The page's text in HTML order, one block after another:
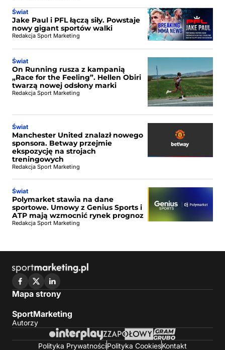
Świat
Jake Paul i PFL łączą siły. Powstaje
nowy gigant sportów walki
Redakcja Sport Marketing
Świat
On Running rusza z kampanią
„Race for the Feeling”. Hellen Obiri
twarzą nowej odsłony marki
Redakcja Sport Marketing
Świat
Manchester United znalazł nowego
sponsora. Betway przejmie
ekspozycję na strojach
treningowych
Redakcja Sport Marketing
Świat
Polymarket stawia na dane
sportowe. Umowy z Genius Sports i
ATP mają wzmocnić rynek prognoz
Redakcja Sport Marketing
Mapa strony
SportMarketing
Autorzy
Polityka PrywatnościPolityka CookiesKontakt